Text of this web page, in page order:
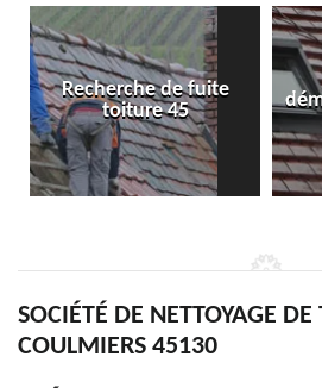
fuite
Entreprise
démoussage de
45
SOCIÉTÉ DE NETTOYAGE DE
COULMIERS 45130